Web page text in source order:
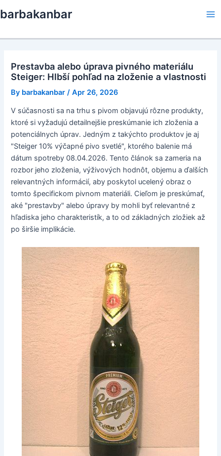
to
barbakanbar
Prestavba alebo úprava pivného materiálu
Steiger: Hlbší pohľad na zloženie a vlastnosti
By barbakanbar /Apr 26, 2026
V súčasnosti sa na trhu s pivom objavujú rôzne produkty,
ktoré si vyžadujú detailnejšie preskúmanie ich zloženia a
potenciálnych úprav. Jedným z takýchto produktov je aj
"Steiger 10% výčapné pivo svetlé", ktorého balenie má
dátum spotreby 08.04.2026. Tento článok sa zameria na
rozbor jeho zloženia, výživových hodnôt, objemu a ďalších
relevantných informácií, aby poskytol ucelený obraz o
tomto špecifickom pivnom materiáli. Cieľom je preskúmať,
aké "prestavby" alebo úpravy by mohli byť relevantné z
hľadiska jeho charakteristík, a to od základných zložiek až
po širšie implikácie.